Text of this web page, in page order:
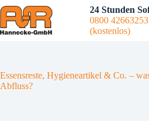
Zum
Inhalt
springen
24 Stunden
0800 42663253
(kostenlos)
Essensreste, Hygieneartikel & Co. –
Abfluss?